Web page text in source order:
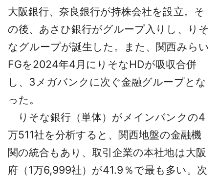
大阪銀行、奈良銀行が持株会社を設立。そ
の後、あさひ銀行がグループ入りし、りそ
なグループが誕生した。また、関西みらい
FGを2024年4月にりそなHDが吸収合併
し、3メガバンクに次ぐ金融グループとな
った。
りそな銀行（単体）がメインバンクの4
万511社を分析すると、関西地盤の金融機
関の統合もあり、取引企業の本社地は大阪
府（1万6,999社）が41.9％で最も多い。次